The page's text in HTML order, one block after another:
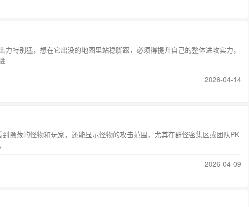
特别猛，想在它出没的地图里站稳脚跟，必须得提升自己的整体进攻实力，
2026-04-14
隐藏的怪物和玩家，还能显示怪物的攻击范围，尤其在群怪密集区或团队PK
2026-04-09